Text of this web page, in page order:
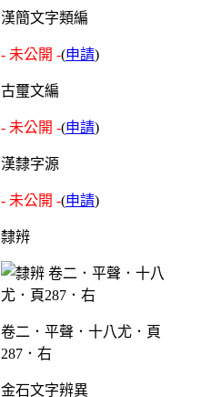
漢簡文字類編
- 未公開 -(申請)
古璽文編
- 未公開 -(申請)
漢隸字源
- 未公開 -(申請)
隸辨
卷二．平聲．十八尤．頁
287．右
金石文字辨異